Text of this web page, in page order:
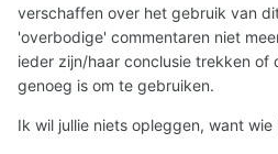
verschaffen over het gebruik van
'overbodige' commentaren niet
ieder zijn/haar conclusie trekken of
genoeg is om te gebruiken.
Ik wil jullie niets opleggen, want wie